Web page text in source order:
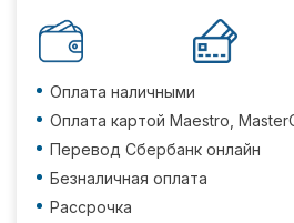
Оплата наличными
Оплата картой Maestro,
Перевод Сбербанк онлайн
Безналичная оплата
Рассрочка